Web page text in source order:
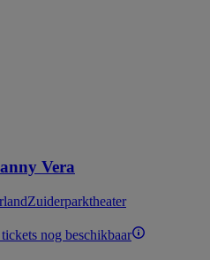
Vera
Zuiderparktheater
nog beschikbaar